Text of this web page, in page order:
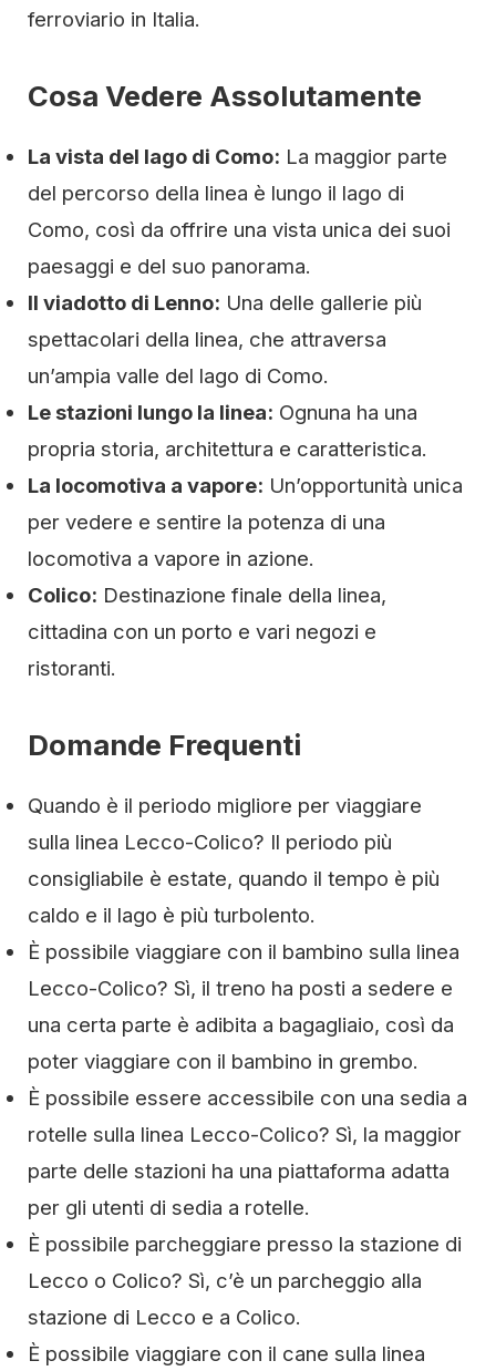
ferroviario in Italia.
Cosa Vedere Assolutamente
La vista del lago di Como: La maggior parte
del percorso della linea è lungo il lago di
Como, così da offrire una vista unica dei suoi
paesaggi e del suo panorama.
Il viadotto di Lenno: Una delle gallerie più
spettacolari della linea, che attraversa
un’ampia valle del lago di Como.
Le stazioni lungo la linea: Ognuna ha una
propria storia, architettura e caratteristica.
La locomotiva a vapore: Un’opportunità unica
per vedere e sentire la potenza di una
locomotiva a vapore in azione.
Colico: Destinazione finale della linea,
cittadina con un porto e vari negozi e
ristoranti.
Domande Frequenti
Quando è il periodo migliore per viaggiare
sulla linea Lecco-Colico? Il periodo più
consigliabile è estate, quando il tempo è più
caldo e il lago è più turbolento.
È possibile viaggiare con il bambino sulla linea
Lecco-Colico? Sì, il treno ha posti a sedere e
una certa parte è adibita a bagagliaio, così da
poter viaggiare con il bambino in grembo.
È possibile essere accessibile con una sedia a
rotelle sulla linea Lecco-Colico? Sì, la maggior
parte delle stazioni ha una piattaforma adatta
per gli utenti di sedia a rotelle.
È possibile parcheggiare presso la stazione di
Lecco o Colico? Sì, c’è un parcheggio alla
stazione di Lecco e a Colico.
È possibile viaggiare con il cane sulla linea